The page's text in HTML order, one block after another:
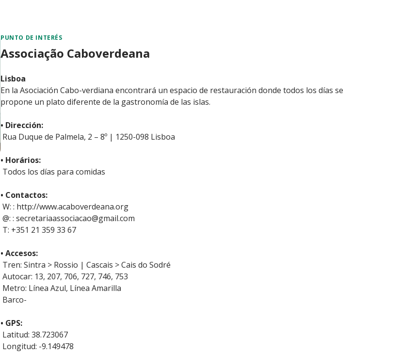
PUNTO DE INTERÉS
Associação Caboverdeana
Lisboa
En la Asociación Cabo-verdiana encontrará un espacio de restauración donde todos los días se
propone un plato diferente de la gastronomía de las islas.
• Dirección:
Rua Duque de Palmela, 2 – 8º | 1250-098 Lisboa
• Horários:
Todos los días para comidas
• Contactos:
W: : http://www.acaboverdeana.org
@: : secretariaassociacao@gmail.com
T: +351 21 359 33 67
• Accesos:
Tren: Sintra > Rossio | Cascais > Cais do Sodré
Autocar: 13, 207, 706, 727, 746, 753
Metro: Línea Azul, Línea Amarilla
Barco-
• GPS:
Latitud: 38.723067
Longitud: -9.149478